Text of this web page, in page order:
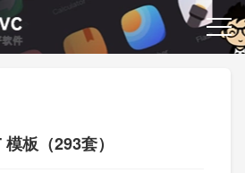
板（293套）